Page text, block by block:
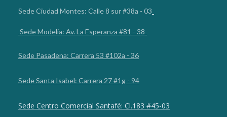
Sede Ciudad Montes: Calle 8 sur #38a - 03
Sede Modelia: Av. La Esperanza #81 - 38
Sede Pasadena: Carrera 53 #102a - 36
Sede Santa Isabel: Carrera 27 #1g - 94
Sede Centro Comercial Santafé: Cl.183 #45-03